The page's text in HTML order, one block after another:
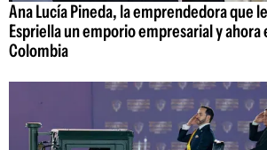
Ana Lucía Pineda, la emprendedora que
Espriella un emporio empresarial y ahora
Colombia